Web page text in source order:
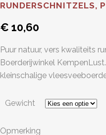
RUNDERSCHNITZELS,
€ 10,60
Puur natuur, vers kwaliteits
Boerderijwinkel
kleinschalige
Gewicht
Opmerking